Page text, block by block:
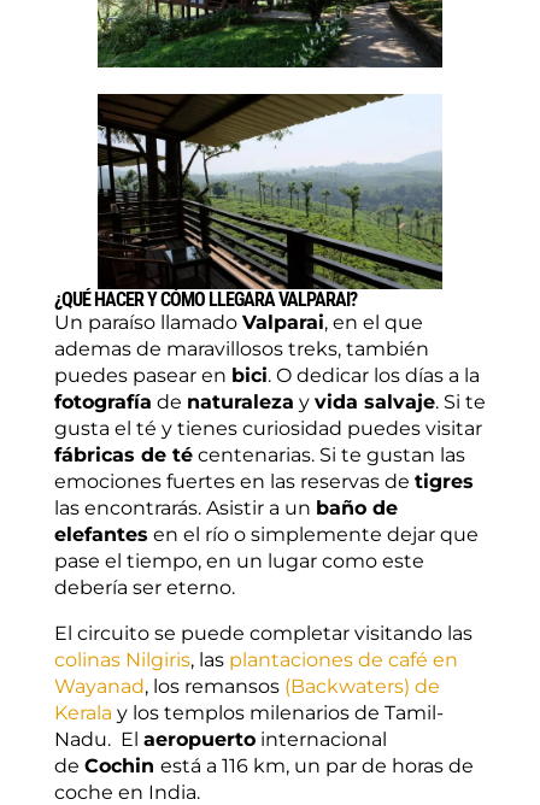
¿QUÉ HACER Y CÓMO LLEGARA VALPARAI?
Un paraíso llamado Valparai, en el que
ademas de maravillosos treks, también
puedes pasear en bici. O dedicar los días a la
fotografía de naturaleza y vida salvaje. Si te
gusta el té y tienes curiosidad puedes visitar
fábricas de técentenarias. Si te gustan las
emociones fuertes en las reservas de tigres
las encontrarás. Asistir a un baño de
elefantes en el río o simplemente dejar que
pase el tiempo, en un lugar como este
debería ser eterno.
El circuito se puede completar visitando las
colinas Nilgiris, las plantaciones de café en
Wayanad, los remansos (Backwaters) de
Kerala y los templos milenarios de Tamil-
Nadu. El aeropuertointernacional
de Cochin está a 116 km, un par de horas de
coche en India.